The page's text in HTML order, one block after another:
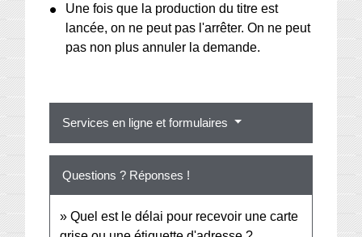
Une fois que la production du titre est
lancée, on ne peut pas l'arrêter. On ne peut
pas non plus annuler la demande.
Services en ligne et formulaires
Questions ? Réponses !
Quel est le délai pour recevoir une carte